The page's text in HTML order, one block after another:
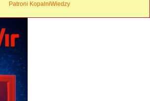
Patroni KopalniWiedzy